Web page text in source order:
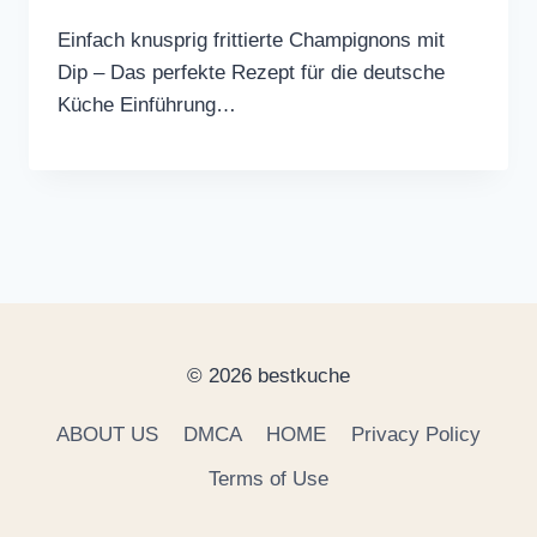
Einfach knusprig frittierte Champignons mit
Dip – Das perfekte Rezept für die deutsche
Küche Einführung…
© 2026 bestkuche
ABOUT US DMCA HOME
Privacy Policy
Terms of Use